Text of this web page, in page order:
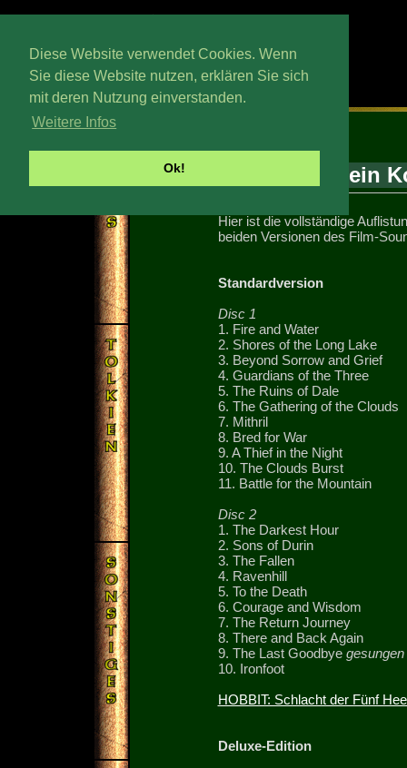
Diese Website verwendet Cookies. Wenn
Sie diese Website nutzen, erklären Sie sich
mit deren Nutzung einverstanden.
Weitere Infos
Ok!
Montag, 14. Wedmath 2026
Dein
Hier ist die vollständige
beiden Versionen des Film-
Standardversion
Disc 1
1. Fire and Water
2. Shores of the Long Lake
3. Beyond Sorrow and Grief
4. Guardians of the Three
5. The Ruins of Dale
6. The Gathering of the Clouds
7. Mithril
8. Bred for War
9. A Thief in the Night
10. The Clouds Burst
11. Battle for the Mountain
Disc 2
1. The Darkest Hour
2. Sons of Durin
3. The Fallen
4. Ravenhill
5. To the Death
6. Courage and Wisdom
7. The Return Journey
8. There and Back Again
9. The Last Goodbye
10. Ironfoot
HOBBIT: Schlacht der Fünf
Deluxe-Edition